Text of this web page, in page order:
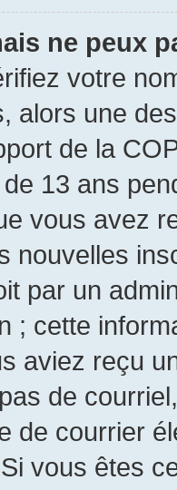
ne peux
votre
alors une
de la
13 ans
vous avez
nouvelles
par un
; cette
aviez reçu
de
de courrier
vous êtes